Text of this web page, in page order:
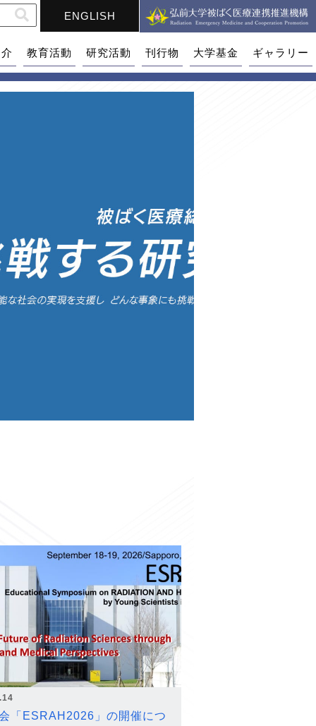
ENGLISH
教育活動 研究活動 刊行物 大学基金 ギャラリー
「ESRAH2026」の開催につ